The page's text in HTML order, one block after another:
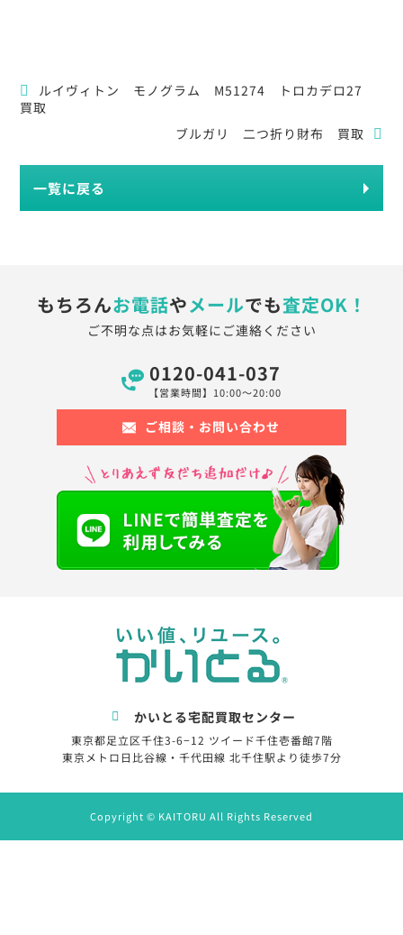
ルイヴィトン モノグラム M51274 トロカデロ27
買取
ブルガリ 二つ折り財布 買取
一覧に戻る
もちろんお電話やメールでも査定OK！
ご不明な点はお気軽にご連絡ください
0120-041-037
【営業時間】10:00〜20:00
ご相談・お問い合わせ
かいとる宅配買取センター
東京都足立区千住3-6−12 ツイード千住壱番館7階
東京メトロ日比谷線・千代田線 北千住駅より徒歩7分
Copyright © KAITORU All Rights Reserved